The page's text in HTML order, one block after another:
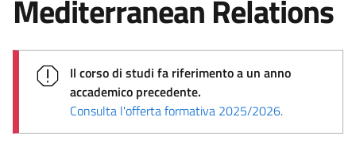
Mediterranean Relations
Il corso di studi fa riferimento a un anno
accademico precedente.
Consulta l'offerta formativa 2025/2026.